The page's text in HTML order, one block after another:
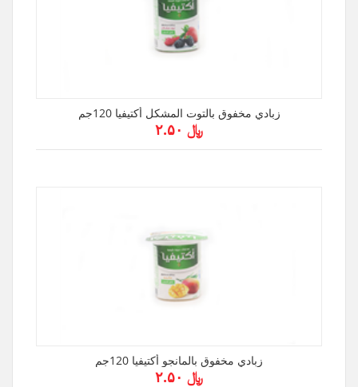
زبادي مخفوق بالتوت المشكل أكتيفيا 120جم
﷼ ۲.۵۰
زبادي مخفوق بالمانجو أكتيفيا 120جم
﷼ ۲.۵۰